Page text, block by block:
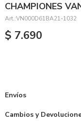
CHAMPIONES
VN000D61BA21-1032
$ 7.690
Envíos
Cambios y